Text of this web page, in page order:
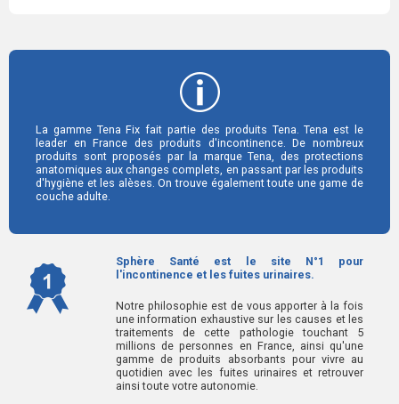
La gamme Tena Fix fait partie des produits Tena. Tena est le
leader en France des produits d'incontinence. De nombreux
produits sont proposés par la marque Tena, des protections
anatomiques aux changes complets, en passant par les produits
d'hygiène et les alèses. On trouve également toute une game de
couche adulte.
Sphère Santé est le site N°1 pour
l'incontinence et les fuites urinaires.
Notre philosophie est de vous apporter à la fois
une information exhaustive sur les causes et les
traitements de cette pathologie touchant 5
millions de personnes en France, ainsi qu'une
gamme de produits absorbants pour vivre au
quotidien avec les fuites urinaires et retrouver
ainsi toute votre autonomie.